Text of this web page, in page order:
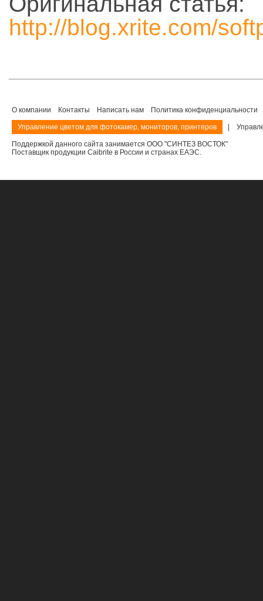
http://blog.xrite.com/
О компании Контакты Написать нам Политика конфиденциальности
Управление цветом для фотокамер, мониторов, принтеров |
Поддержкой данного сайта занимается ООО "СИНТЕЗ ВОСТОК"
Поставщик продукции Caibrite в России и странах ЕАЭС.